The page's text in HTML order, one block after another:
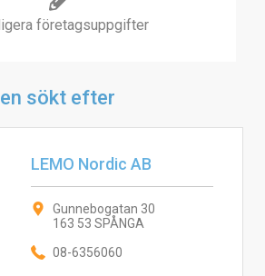
företagsuppgifter
sökt efter
LEMO Nordic AB
Gunnebogatan 30
163 53 SPÅNGA
08-6356060